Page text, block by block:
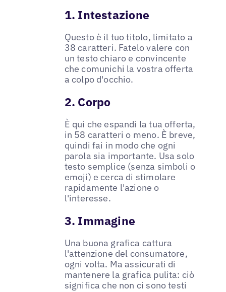
1. Intestazione
Questo è il tuo titolo, limitato a
38 caratteri. Fatelo valere con
un testo chiaro e convincente
che comunichi la vostra offerta
a colpo d'occhio.
2. Corpo
È qui che espandi la tua offerta,
in 58 caratteri o meno. È breve,
quindi fai in modo che ogni
parola sia importante. Usa solo
testo semplice (senza simboli o
emoji) e cerca di stimolare
rapidamente l'azione o
l'interesse.
3. Immagine
Una buona grafica cattura
l'attenzione del consumatore,
ogni volta. Ma assicurati di
mantenere la grafica pulita: ciò
significa che non ci sono testi